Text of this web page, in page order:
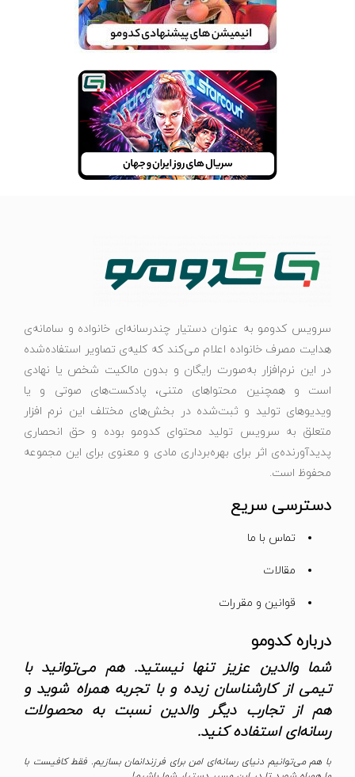
سرویس کدومو به عنوان دستیار چندرسانه‌ای خانواده و سامانه‌ی
هدایت مصرف خانواده اعلام می‌کند که کلیه‌ی تصاویر استفاده‌شده
در این نرم‌افزار به‌صورت رایگان و بدون مالکیت شخص یا نهادی
است و همچنین محتواهای متنی، پادکست‌های صوتی و یا
ویدیوهای تولید و ثبت‌شده در بخش‌های مختلف این نرم افزار
متعلق به سرویس تولید محتوای کدومو بوده و حق انحصاری
پدیدآورنده‌ی اثر برای بهره‌برداری مادی و معنوی برای این مجموعه
محفوظ است.
دسترسی سریع
تماس با ما
مقالات
قوانین و مقررات
درباره کدومو
شما والدین عزیز تنها نیستید. هم می‌توانید با
تیمی از کارشناسان زبده و با تجربه همراه شوید و
هم از تجارب دیگر والدین نسبت به محصولات
رسانه‌ای استفاده کنید.
با هم می‌توانیم دنیای رسانه‌ای امن برای فرزندانمان بسازیم. فقط کافیست با